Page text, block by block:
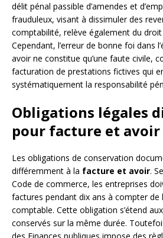
délit pénal passible d’amendes et
frauduleux, visant à dissimuler des
comptabilité, relève également du
Cependant, l’erreur de bonne foi dans
avoir ne constitue qu’une faute civile,
facturation de prestations fictives qui
systématiquement la responsabilité
Obligations légales
pour facture et avoir
Les obligations de conservation
différemment à la facture et avoir.
Code de commerce, les entreprises
factures pendant dix ans à compter de
comptable. Cette obligation s’étend
conservés sur la même durée.